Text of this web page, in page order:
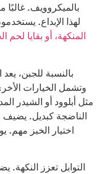
بالميكروويف. غالبًا
لهذا الإبداع.
المنكهة، أو بقايا لحم
بالنسبة للجبن،
وتشمل الخيارات
مثل أبلوود أو الشيدر
الناضجة كبديل. يضيف
اختيار الخبز مهم.
التوابل تعزز